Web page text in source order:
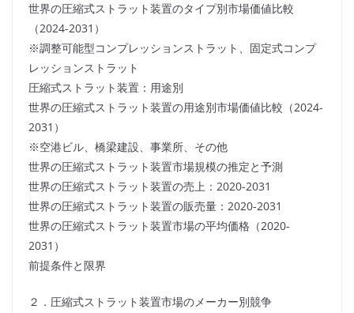
世界の圧縮式ストラット装置のタイプ別市場価値比較
（2024-2031）
※調整可能型コンプレッションストラット、固定式コンプ
レッションストラット
圧縮式ストラット装置：用途別
世界の圧縮式ストラット装置の用途別市場価値比較（2024-
2031）
※空港ビル、橋梁建設、事業所、その他
世界の圧縮式ストラット装置市場規模の推定と予測
世界の圧縮式ストラット装置の売上：2020-2031
世界の圧縮式ストラット装置の販売量：2020-2031
世界の圧縮式ストラット装置市場の平均価格（2020-
2031）
前提条件と限界
２．圧縮式ストラット装置市場のメーカー別競争